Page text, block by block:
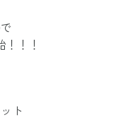
！！
ト